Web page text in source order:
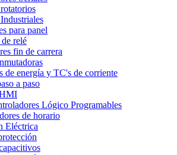
para panel
relé
fin de carrera
de energía y TC's de corriente
a paso
Lógico Programables
de horario
Eléctrica